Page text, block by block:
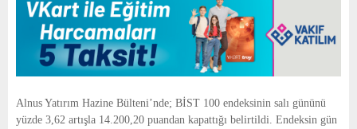
E
Alnus Yatırım Hazine Bülteni’nde; BİST 100 endeksinin salı gününü
yüzde 3,62 artışla 14.200,20 puandan kapattığı belirtildi. Endeksin gün